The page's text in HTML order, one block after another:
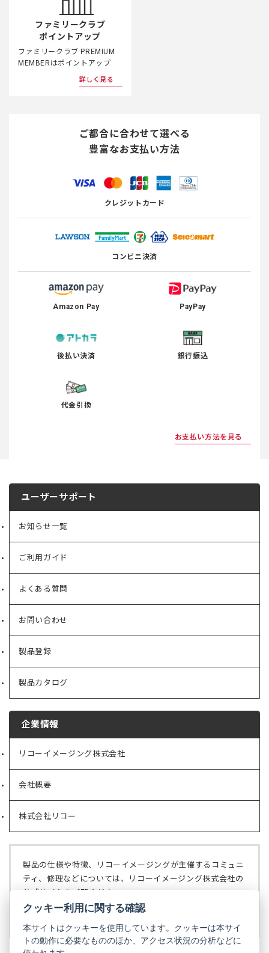
ファミリークラブ
ポイントアップ
ファミリークラブ PREMIUM
MEMBERはポイントアップ
詳しく見る
ご都合に合わせて選べる
豊富なお支払い方法
クレジットカード
コンビニ決済
Amazon Pay PayPay
後払い決済 銀行振込
代金引換
お支払い方法を見る
ユーザーサポート
お知らせ一覧
ご利用ガイド
よくある質問
お問い合わせ
製品登録
製品カタログ
企業情報
リコーイメージング株式会社
（新
タ
ブ
で
開
く）
会社概要
（新
タ
ブ
で
く）
株式会社リコー
（新
ブ
で
開
製品の仕様や特徴、リコーイメージングが主催するコミュニ
ティ、修理などについては、リコーイメージング株式会社の
公式サイトをご覧ください。
リコーイメージング株式会社の公式サイト
（新
し
い
タ
クッキー利用に関する確認
本サイトはクッキーを使用しています。クッキーは本サイ
トの動作に必要なもののほか、アクセス状況の分析などに